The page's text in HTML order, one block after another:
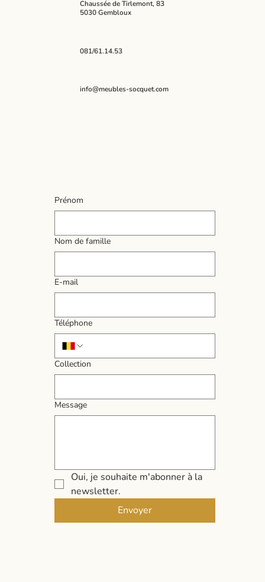
Prénom
Nom de famille
E‑mail
Téléphone
Collection
Message
Oui, je souhaite m'abonner à la
newsletter.
Envoyer
Chaussée de Tirlemont, 83
5030 Gembloux
081/61.14.53
info@meubles-socquet.com